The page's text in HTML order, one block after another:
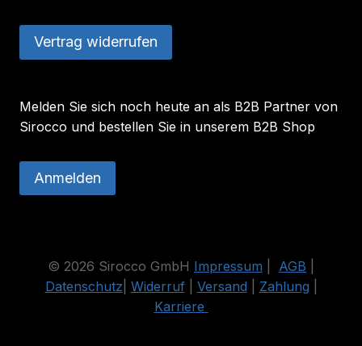
Vertrag widerrufen
Melden Sie sich noch heute an als B2B Partner von
Sirocco und bestellen Sie in unserem B2B Shop
Anmelden
© 2026 Sirocco GmbH Impressum AGB
Datenschutz Widerruf| Versand Zahlung
Karriere